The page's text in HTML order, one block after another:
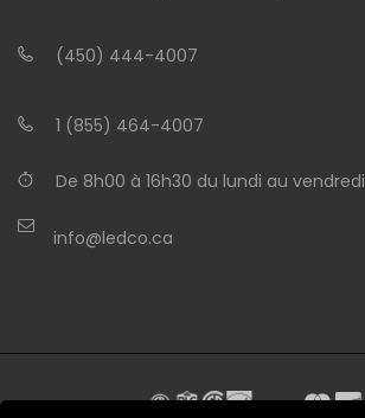
(450) 444-4007
1 (855) 464-4007
De 8h00 à 16h30 du lundi au vendredi
info@ledco.ca